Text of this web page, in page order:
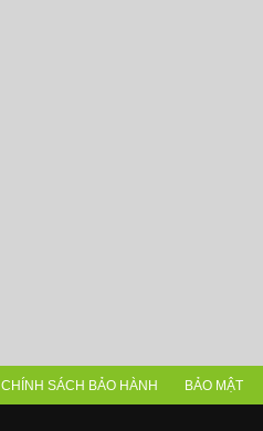
CHÍNH SÁCH BẢO HÀNH BẢO MẬT